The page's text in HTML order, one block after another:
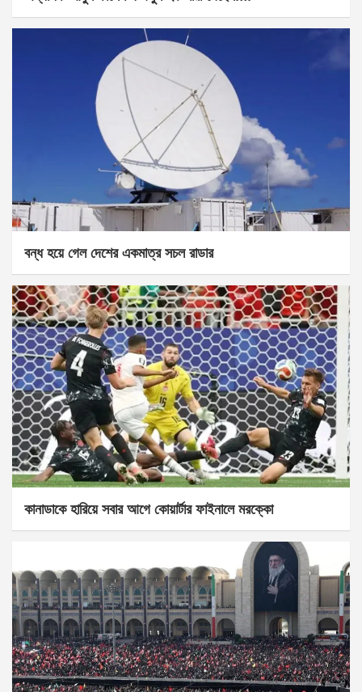
বন্ধ হয়ে গেল দেশের একমাত্র সচল রাডার
কানাডাকে হারিয়ে সবার আগে কোয়ার্টার ফাইনালে মরক্কো